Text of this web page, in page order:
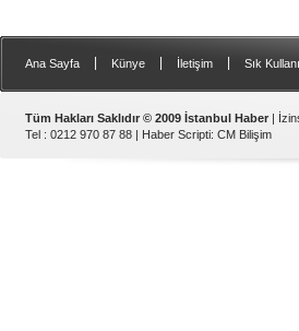
Ana Sayfa Künye İletişim Sık
Tüm Hakları Saklıdır © 2009 İstanbul Haber |
Tel : 0212 970 87 88 | Haber Scripti: CM Bilişim